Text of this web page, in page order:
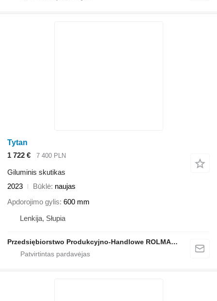
Tytan
1 722 €
7 400 PLN
Giluminis skutikas
2023
Būklė naujas
Apdorojimo gylis 600 mm
Lenkija, Słupia
Przedsiębiorstwo Produkcyjno-Handlowe ROLMAPOL Marcin Dziekan